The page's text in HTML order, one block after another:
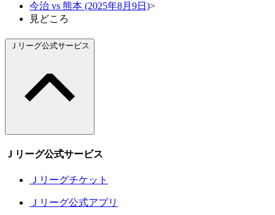
今治 vs 熊本 (2025年8月9日)>
見どころ
Ｊリーグ公式サービス
Ｊリーグ公式サービス
Ｊリーグチケット
Ｊリーグ公式アプリ